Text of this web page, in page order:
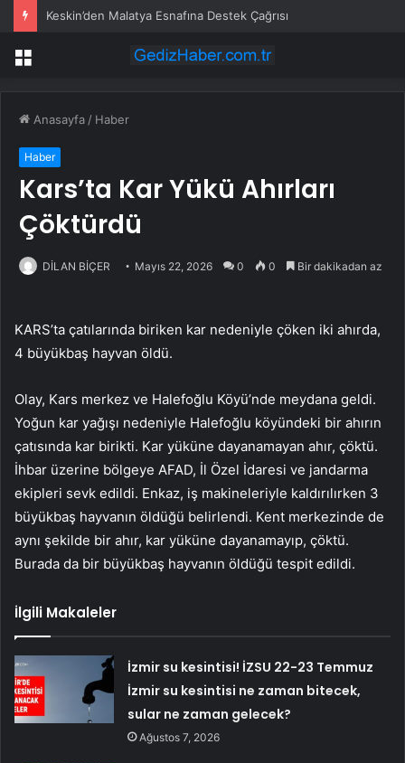
Keskin’den Malatya Esnafına Destek Çağrısı
Menü
Anasayfa / Haber
Haber
Kars’ta Kar Yükü Ahırları
Çöktürdü
DİLAN BİÇER Mayıs 22, 2026 0 0 Bir dakikadan az
KARS’ta çatılarında biriken kar nedeniyle çöken iki ahırda,
4 büyükbaş hayvan öldü.
Olay, Kars merkez ve Halefoğlu Köyü’nde meydana geldi.
Yoğun kar yağışı nedeniyle Halefoğlu köyündeki bir ahırın
çatısında kar birikti. Kar yüküne dayanamayan ahır, çöktü.
İhbar üzerine bölgeye AFAD, İl Özel İdaresi ve jandarma
ekipleri sevk edildi. Enkaz, iş makineleriyle kaldırılırken 3
büyükbaş hayvanın öldüğü belirlendi. Kent merkezinde de
aynı şekilde bir ahır, kar yüküne dayanamayıp, çöktü.
Burada da bir büyükbaş hayvanın öldüğü tespit edildi.
İlgili Makaleler
İzmir su kesintisi! İZSU 22-23 Temmuz
İzmir su kesintisi ne zaman bitecek,
sular ne zaman gelecek?
Ağustos 7, 2026